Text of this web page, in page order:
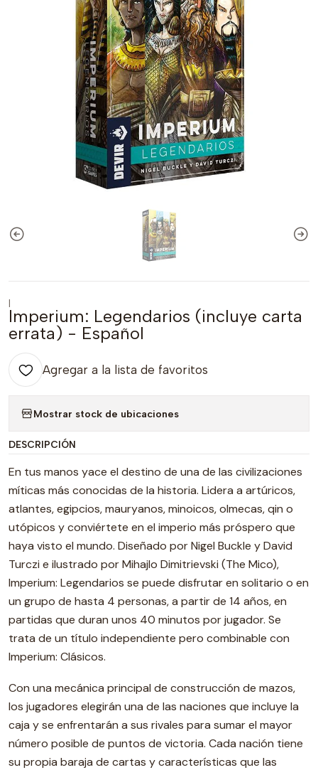
|
Imperium: Legendarios (incluye carta
errata) - Español
Agregar a la lista de favoritos
Mostrar stock de ubicaciones
DESCRIPCIÓN
En tus manos yace el destino de una de las civilizaciones
míticas más conocidas de la historia. Lidera a artúricos,
atlantes, egipcios, mauryanos, minoicos, olmecas, qin o
utópicos y conviértete en el imperio más próspero que
haya visto el mundo. Diseñado por Nigel Buckle y David
Turczi e ilustrado por Mihajlo Dimitrievski (The Mico),
Imperium: Legendarios se puede disfrutar en solitario o en
un grupo de hasta 4 personas, a partir de 14 años, en
partidas que duran unos 40 minutos por jugador. Se
trata de un título independiente pero combinable con
Imperium: Clásicos.
Con una mecánica principal de construcción de mazos,
los jugadores elegirán una de las naciones que incluye la
caja y se enfrentarán a sus rivales para sumar el mayor
número posible de puntos de victoria. Cada nación tiene
su propia baraja de cartas y características que las